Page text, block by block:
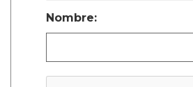
Nombre: